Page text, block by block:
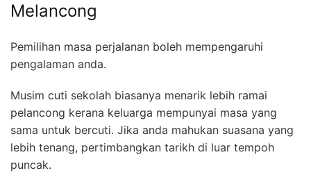
Melancong
Pemilihan masa perjalanan boleh mempengaruhi
pengalaman anda.
Musim cuti sekolah biasanya menarik lebih ramai
pelancong kerana keluarga mempunyai masa yang
sama untuk bercuti. Jika anda mahukan suasana yang
lebih tenang, pertimbangkan tarikh di luar tempoh
puncak.